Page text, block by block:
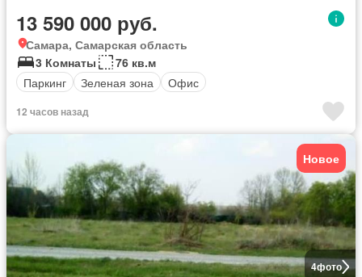
13 590 000 руб.
Самара, Самарская область
3 Комнаты
76 кв.м
Паркинг
Зеленая зона Офис
12 часов назад
4фото
Новое